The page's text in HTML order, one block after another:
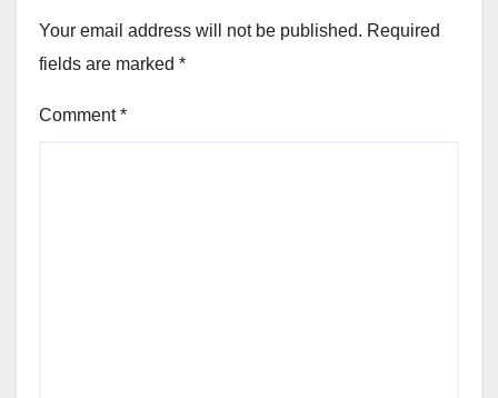
Your email address will not be published. Required
fields are marked *
Comment*